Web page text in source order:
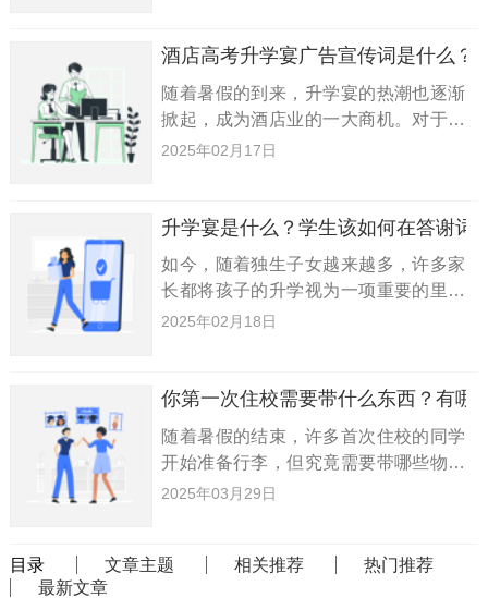
考。升学宴祝福语集锦：1：高考是
酒店高考升学宴广告宣传词是什么？
随着暑假的到来，升学宴的热潮也逐渐
掀起，成为酒店业的一大商机。对于酒
店商家而言，这是一个不可多得的机
语，才能打动广大家长和学子。今天，
2025年02月17日
升学宴是什么？学生该如何在答谢词
如今，随着独生子女越来越多，许多家
长都将孩子的升学视为一项重要的里程
碑。为了庆祝孩子的这一成就，举办升
生答谢词的参考，希望对大家有所
2025年02月18日
你第一次住校需要带什么东西？有哪
随着暑假的结束，许多首次住校的同学
开始准备行李，但究竟需要带哪些物品
可能并不明确。为此，小编为大家整理
具：作为学生，学习时必须配备一
2025年03月29日
目录 文章主题 相关推荐
热门推荐
最新文章